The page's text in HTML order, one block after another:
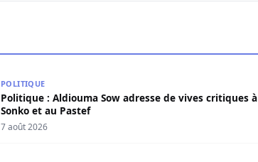
POLITIQUE
Politique : Aldiouma Sow adresse de vives critiques à
Sonko et au Pastef
7 août 2026